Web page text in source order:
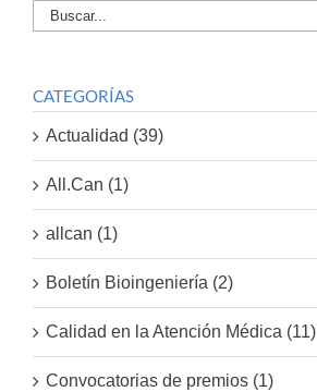
Buscar
por:
CATEGORÍAS
Actualidad (39)
All.Can (1)
allcan (1)
Boletín Bioingeniería (2)
Calidad en la Atención Médica (11)
Convocatorias de premios (1)